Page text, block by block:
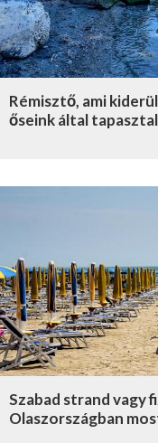
Rémisztő, ami
őseink által
Szabad strand vagy
Olaszországban